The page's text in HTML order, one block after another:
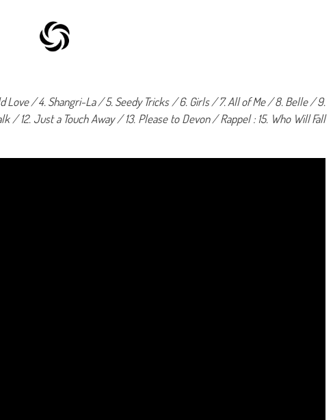
Love / 4. Shangri-La / 5. Seedy Tricks / 6. Girls / 7. All of Me / 8. Belle / 9.
/ 12. Just a Touch Away / 13. Please to Devon / Rappel : 15. Who Will Fall